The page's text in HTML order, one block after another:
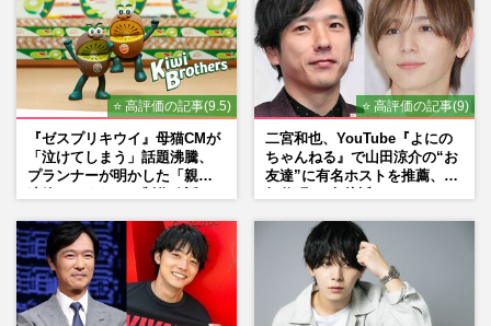
⭐ 高評価の記事(9.5)
『ゼスプリキウイ』母猫CMが
「泣けてしまう」話題沸騰、
プランナーが明かした「親に
⭐ 高評価の記事(9)
二宮和也、YouTube『よにの
ちゃんねる』で山田涼介の“お
友達”に有名ホストを推薦、歌